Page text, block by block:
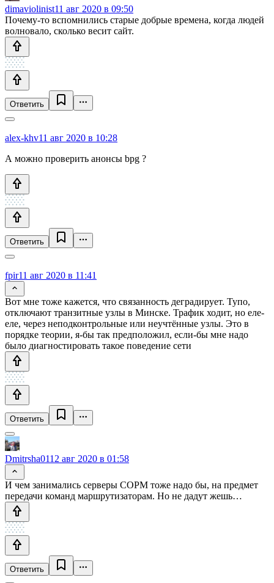
dimaviolinist11 авг 2020 в 09:50
Почему-то вспомнились старые добрые времена, когда людей
волновало, сколько весит сайт.
Ответить
alex-khv11 авг 2020 в 10:28
А можно проверить анонсы bpg ?
Ответить
fpir11 авг 2020 в 11:41
Вот мне тоже кажется, что связанность деградирует. Тупо,
отключают транзитные узлы в Минске. Трафик ходит, но еле-
еле, через неподконтрольные или неучтённые узлы. Это в
порядке теории, я-бы так предположил, если-бы мне надо
было диагностировать такое поведение сети
Ответить
Dmitrsha0112 авг 2020 в 01:58
И чем занимались серверы СОРМ тоже надо бы, на предмет
передачи команд маршрутизаторам. Но не дадут жешь…
Ответить